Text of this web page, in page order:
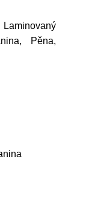
Pěna,